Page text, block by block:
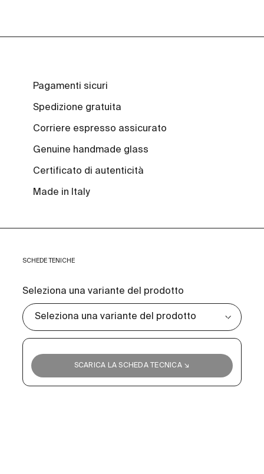
Pagamenti sicuri
Spedizione gratuita
Corriere espresso assicurato
Genuine handmade glass
Certificato di autenticità
Made in Italy
SCHEDE TENICHE
Seleziona una variante del prodotto
SCARICA LA SCHEDA TECNICA ↘